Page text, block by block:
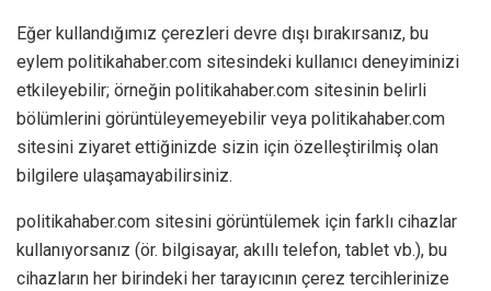
Eğer kullandığımız çerezleri devre dışı bırakırsanız, bu
eylem politikahaber.com sitesindeki kullanıcı deneyiminizi
etkileyebilir; örneğin politikahaber.com sitesinin belirli
bölümlerini görüntüleyemeyebilir veya politikahaber.com
sitesini ziyaret ettiğinizde sizin için özelleştirilmiş olan
bilgilere ulaşamayabilirsiniz.
politikahaber.com sitesini görüntülemek için farklı cihazlar
kullanıyorsanız (ör. bilgisayar, akıllı telefon, tablet vb.), bu
cihazların her birindeki her tarayıcının çerez tercihlerinize